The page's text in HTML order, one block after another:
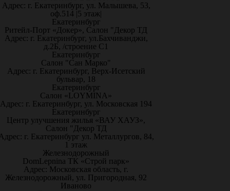
Адрес: г. Екатеринбург, ул. Малышева, 53,
оф.514 |5 этаж|
Екатеринбург
Ритейл-Порт «Докер», Салон "Декор ТД
Адрес: г. Екатеринбург, ул.Бахчиванджи,
д.2Б, /строение С1
Екатеринбург
Салон "Сан Марко"
Адрес: г. Екатеринбург, Верх-Исетский
бульвар, 18
Екатеринбург
Салон «LOYMINA»
Адрес: г. Екатеринбург, ул. Московская 194
Екатеринбург
Центр улучшения жилья «ВАУ ХАУЗ»,
Салон "Декор ТД
г. Екатеринбург ул. Металлургов, 84,
1 этаж
Железнодорожный
DomLepnina ТК «Строй парк»
Адрес: Московская область, г.
Железнодорожный, ул. Пригородная, 92
Иваново